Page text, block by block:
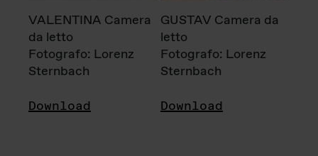
VALENTINA Camera
da letto
Fotografo: Lorenz
Sternbach
Download
GUSTAV Camera da
letto
Fotografo: Lorenz
Sternbach
Download